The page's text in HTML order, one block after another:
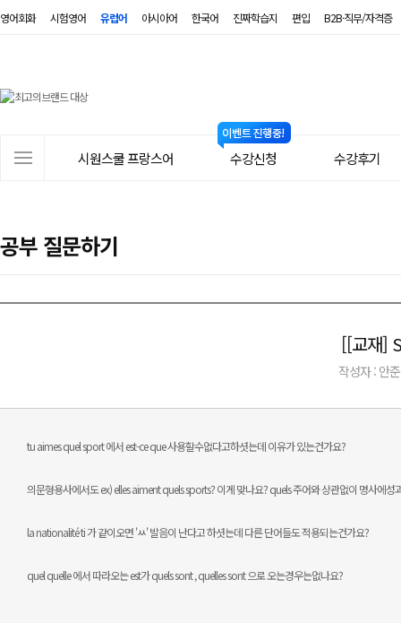
영어회화 시험영어 유럽어 아시아어 한국어 진짜학습지 편입 B2B·직무/자격증
어
뉴
시원스쿨 프랑스어 수강신청 수강후기
공부 질문하기
[[교재]
작성자 : 안
tu aimes quel sport 에서 est-ce que 사용할수없다고하셧는데 이유가 있는건가요?
의문형용사에서도 ex) elles aiment quels sports? 이게 맞나요? quels 주어와 상관없이 명사에성
la nationalité ti 가 같이오면 'ㅆ' 발음이 난다고 하셧는데 다른 단어들도 적용되는건가요?
quel quelle 에서 따라오는 est가 quels sont , quelles sont 으로 오는경우는없나요?